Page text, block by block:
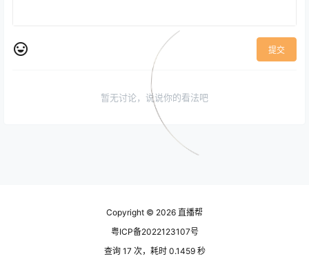
提交
暂无讨论，说说你的看法吧
Copyright © 2026 直播帮
粤ICP备2022123107号
查询 17 次，耗时 0.1459 秒